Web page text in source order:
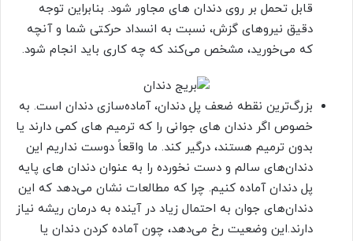
قابل تحمل بر روی دندان­ های مجاور شود. بنابراین توجه
دقیق نیروهای گزش، نسبت به انسداد حرکتی شما و آنچه
که می‌خورید، مشخص می‌کند که چه کاری باید انجام شود.
بزرگ‌ترین نقطه ضعف پل دندان، آماده‌سازی دندان است. به
خصوص اگر دندان­ های جوانی را که ترمیم ­های کمی دارند یا
بدون ترمیم هستند، درگیر کند. ما واقعاً دوست نداریم این
دندان‌های سالم و دست­ نخورده را به عنوان دندان­ های پایه
پل دندان آماده کنیم. چرا که مطالعات نشان می‌دهد که این
دندان‌های جوان به احتمال زیاد در آینده به درمان ریشه نیاز
دارند.این وضعیت رخ می‌دهد، چون آماده کردن دندان یا